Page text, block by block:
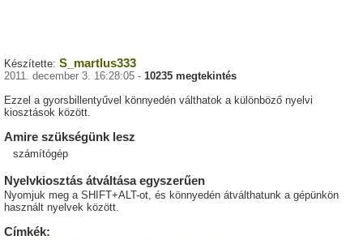
Készítette: S_martlus333
2011. december 3. 16:28:05 - 10235 megtekintés
Ezzel a gyorsbillentyűvel könnyedén válthatok a különböző nyelvi
kiosztások között.
Amire szükségünk lesz
számítógép
Nyelvkiosztás átváltása egyszerűen
Nyomjuk meg a SHIFT+ALT-ot, és könnyedén átválthatunk a gépünkön
használt nyelvek között.
Címkék: